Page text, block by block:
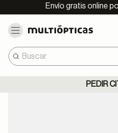
Envío gratis online
PEDIR